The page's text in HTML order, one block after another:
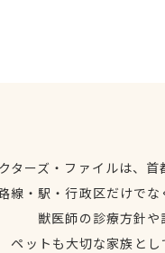
ターズ・ファイルは、
線・駅・行政区だけで
獣医師の診療方針
ペットも大切な家族と